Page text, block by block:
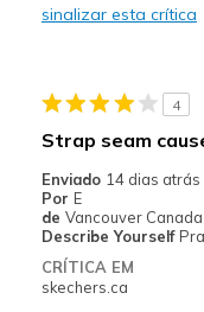
Casual Wear
Sizing
View On Shoes
sinalizar esta crítica
4
Strap seam
Enviado 14 dias atrás
Por E
de Vancouver Canada
Describe Yourself
CRÍTICA EM
skechers.ca